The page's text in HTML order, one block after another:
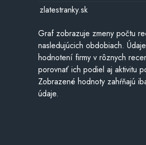
zlatestranky.sk
Graf zobrazuje zmeny počtu
nasledujúcich obdobiach.
hodnotení firmy v rôznych
porovnať ich podiel aj aktivitu
Zobrazené hodnoty zahŕňajú
údaje.